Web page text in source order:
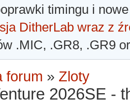
timingu i
DitherLab wraz z
.MIC, .GR8, .GR9
forum » Zloty
2026SE -